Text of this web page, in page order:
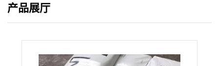
产品展厅